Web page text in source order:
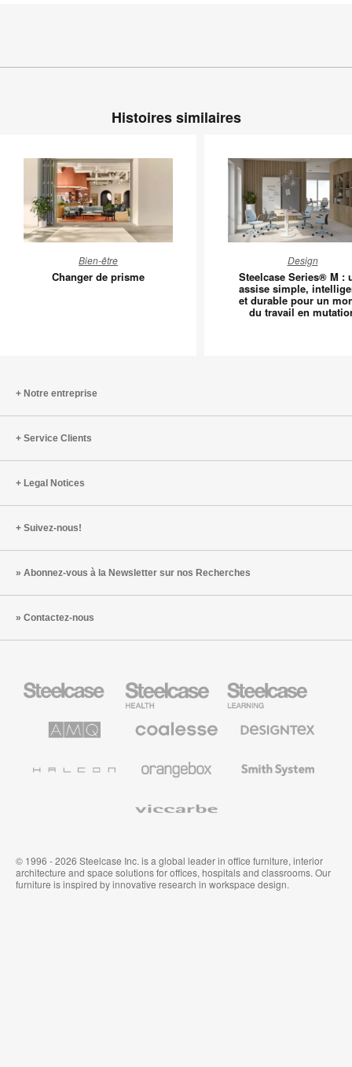
Histoires similaires
de
prisme
Bien-être
Changer de prisme
Series®
M
:
durable
travail
Design
Steelcase Series® M :
assise simple,
et durable pour un
du travail en
Notre entreprise
Service Clients
Legal Notices
Suivez-nous!
Abonnez-vous à la Newsletter sur nos Recherches
Contactez-nous
Health
Mobilier
pour
secteur
Solutions
Mobilier
Premium
Textiles
Muraux
System
© 1996 - 2026 Steelcase Inc. is a global leader in office furniture, interior
architecture and space solutions for offices, hospitals and classrooms. Our
furniture is inspired by innovative research in workspace design.